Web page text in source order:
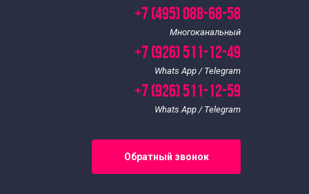
+7 (495) 088-68-58
Многоканальный
+7 (926) 511-12-49
Whats App / Telegram
+7 (926) 511-12-59
Whats App / Telegram
Обратный звонок